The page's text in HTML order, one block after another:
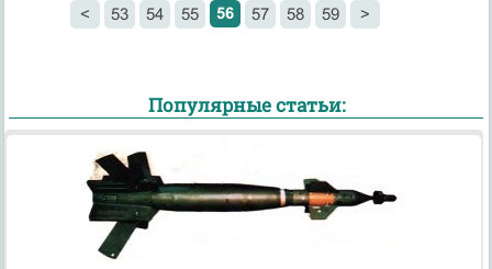
< 53 54 55 56 57 58 59 >
Популярные статьи: